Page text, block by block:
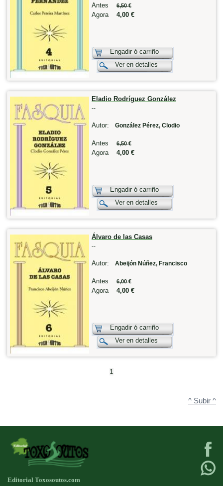
Antes 6,50 €
Agora 4,00 €
Engadir ó carriño
Ver en detalles
Eladio Rodríguez González
--
Autor: González Pérez, Clodio
Antes 6,50 €
Agora 4,00 €
Engadir ó carriño
Ver en detalles
Álvaro de las Casas
--
Autor: Abeijón Núñez, Francisco
Antes 6,00 €
Agora 4,00 €
Engadir ó carriño
Ver en detalles
1
^ Subir ^
Editorial Toxosoutos.com